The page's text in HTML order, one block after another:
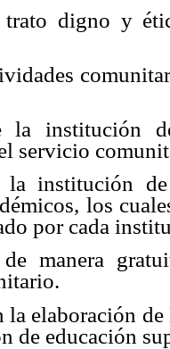
digno y
institución
servicio
institución de
los
por cada
manera
la elaboración
de educación